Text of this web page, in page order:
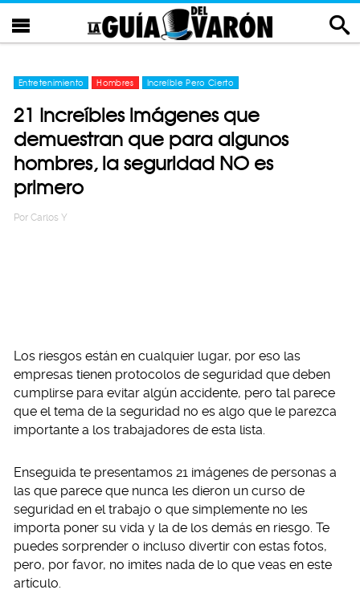
Entretenimiento Hombres Increíble Pero Cierto
21 Increíbles imágenes que
demuestran que para algunos
hombres, la seguridad NO es
primero
Por Carlos Y
Los riesgos están en cualquier lugar, por eso las
empresas tienen protocolos de seguridad que deben
cumplirse para evitar algún accidente, pero tal parece
que el tema de la seguridad no es algo que le parezca
importante a los trabajadores de esta lista.
Enseguida te presentamos 21 imágenes de personas a
las que parece que nunca les dieron un curso de
seguridad en el trabajo o que simplemente no les
importa poner su vida y la de los demás en riesgo. Te
puedes sorprender o incluso divertir con estas fotos,
pero, por favor, no imites nada de lo que veas en este
artículo.